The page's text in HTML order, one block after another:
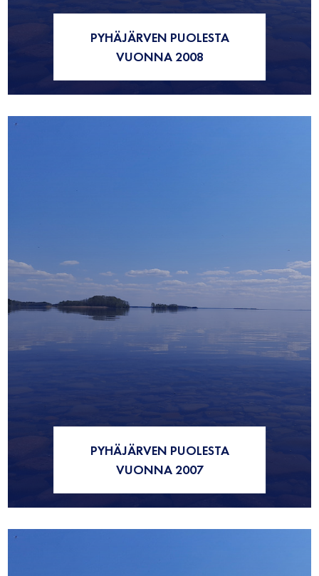
PYHÄJÄRVEN PUOLESTA
VUONNA 2008
PYHÄJÄRVEN PUOLESTA
VUONNA 2007